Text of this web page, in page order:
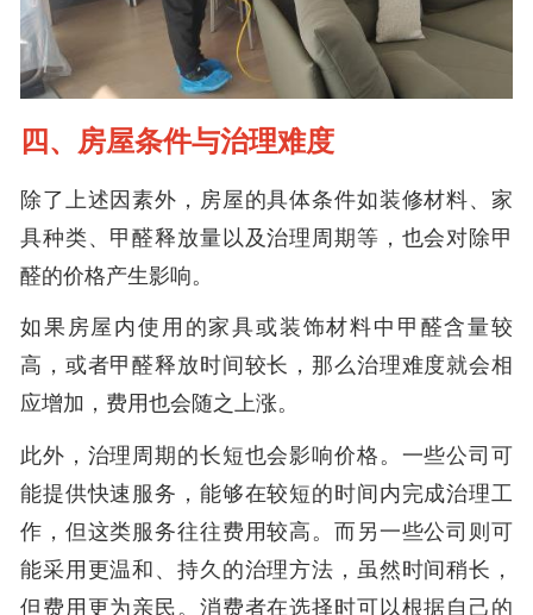
四、房屋条件与治理难度
除了上述因素外，房屋的具体条件如装修材料、家
具种类、甲醛释放量以及治理周期等，也会对除甲
醛的价格产生影响。
如果房屋内使用的家具或装饰材料中甲醛含量较
高，或者甲醛释放时间较长，那么治理难度就会相
应增加，费用也会随之上涨。
此外，治理周期的长短也会影响价格。一些公司可
能提供快速服务，能够在较短的时间内完成治理工
作，但这类服务往往费用较高。而另一些公司则可
能采用更温和、持久的治理方法，虽然时间稍长，
但费用更为亲民。消费者在选择时可以根据自己的